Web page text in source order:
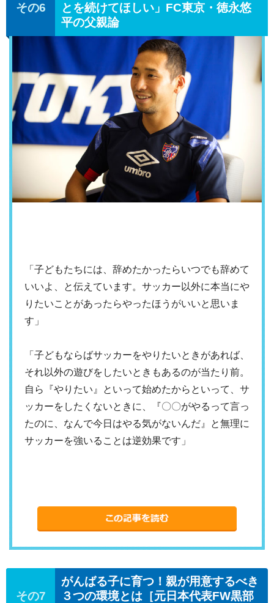
とを続けてほしい」FC東京・徳永悠
平の父親論
「子どもたちには、辞めたかったらいつでも辞めて
いいよ、と伝えています。サッカー以外に本当にや
りたいことがあったらやったほうがいいと思いま
す」
「子どもならばサッカーをやりたいときがあれば、
それ以外の遊びをしたいときもあるのが当たり前。
自ら『やりたい』といって始めたからといって、サ
ッカーをしたくないときに、『〇〇がやるって言っ
たのに、なんで今日はやる気がないんだ』と無理に
サッカーを強いることは逆効果です」
がんばる子に育つ！親が用意するべき
３つの環境とは［元日本代表FW黒部